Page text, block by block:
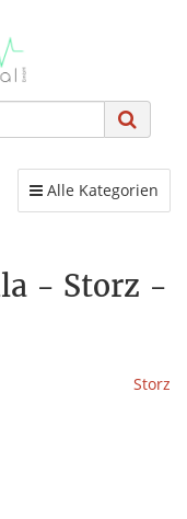
Toggle navigation
Alle Kategorien
- Storz -
Storz